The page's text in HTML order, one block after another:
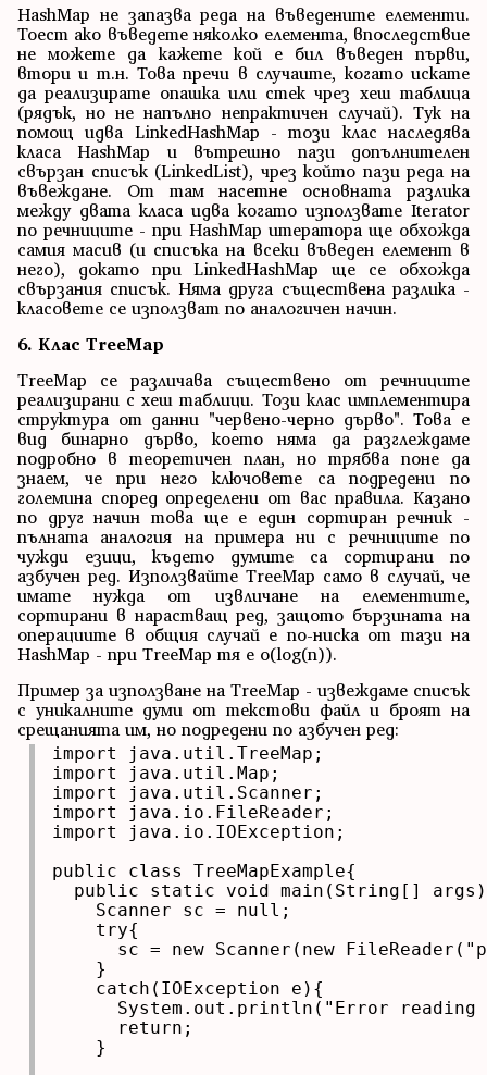
HashMap не запазва реда на въведените елементи.
Тоест ако въведете няколко елемента, впоследствие
не можете да кажете кой е бил въведен първи,
втори и т.н. Това пречи в случаите, когато искате
да реализирате опашка или стек чрез хеш таблица
(рядък, но не напълно непрактичен случай). Тук на
помощ идва LinkedHashMap - този клас наследява
класа HashMap и вътрешно пази допълнителен
свързан списък (LinkedList), чрез който пази реда на
въвеждане. От там насетне основната разлика
между двата класа идва когато използвате Iterator
по речниците - при HashMap итератора ще обхожда
самия масив (и списъка на всеки въведен елемент в
него), докато при LinkedHashMap ще се обхожда
свързания списък. Няма друга съществена разлика -
класовете се използват по аналогичен начин.
6. Клас TreeMap
TreeMap се различава съществено от речниците
реализирани с хеш таблици. Този клас имплементира
структура от данни "червено-черно дърво". Това е
вид бинарно дърво, което няма да разглеждаме
подробно в теоретичен план, но трябва поне да
знаем, че при него ключовете са подредени по
големина според определени от вас правила. Казано
по друг начин това ще е един сортиран речник -
пълната аналогия на примера ни с речниците по
чужди езици, където думите са сортирани по
азбучен ред. Използвайте TreeMap само в случай, че
имате нужда от извличане на елементите,
сортирани в нарастващ ред, защото бързината на
операциите в общия случай е по-ниска от тази на
HashMap - при TreeMap тя е o(log(n)).
Пример за използване на TreeMap - извеждаме списък
с уникалните думи от текстови файл и броят на
срещанията им, но подредени по азбучен ред:
import java.util.TreeMap;
import java.util.Map;
import java.util.Scanner;
import java.io.FileReader;
import java.io.IOException;
public class TreeMapExample{
public static void main(String[]
    Scanner sc = null;
    try{
sc = new Scanner(new
    }
    catch(IOException e){
System.out.println("Error reading
      return;
    }